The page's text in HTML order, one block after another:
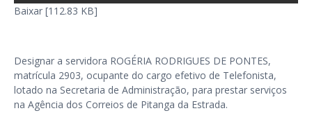
Baixar [112.83 KB]
Designar a servidora ROGÉRIA RODRIGUES DE PONTES,
matrícula 2903, ocupante do cargo efetivo de Telefonista,
lotado na Secretaria de Administração, para prestar serviços
na Agência dos Correios de Pitanga da Estrada.